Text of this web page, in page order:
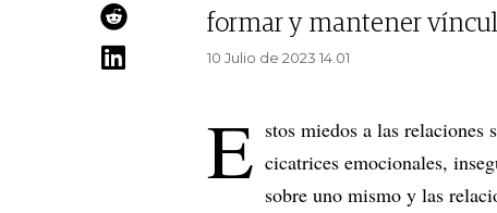
formar y mantener
10 Julio de 2023 14.01
E stos miedos a las relaciones
cicatrices emocionales,
sobre uno mismo y las